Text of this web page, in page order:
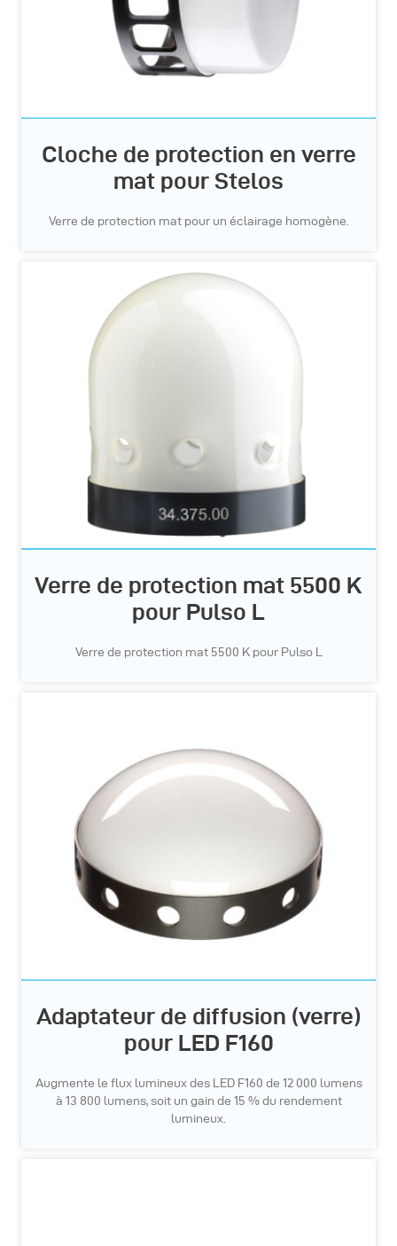
Cloche de protection en verre
mat pour Stelos
Verre de protection mat pour un éclairage homogène.
Verre de protection mat 5500 K
pour Pulso L
Verre de protection mat 5500 K pour Pulso L
Adaptateur de diffusion (verre)
pour LED F160
Augmente le flux lumineux des LED F160 de 12 000 lumens
à 13 800 lumens, soit un gain de 15 % du rendement
lumineux.